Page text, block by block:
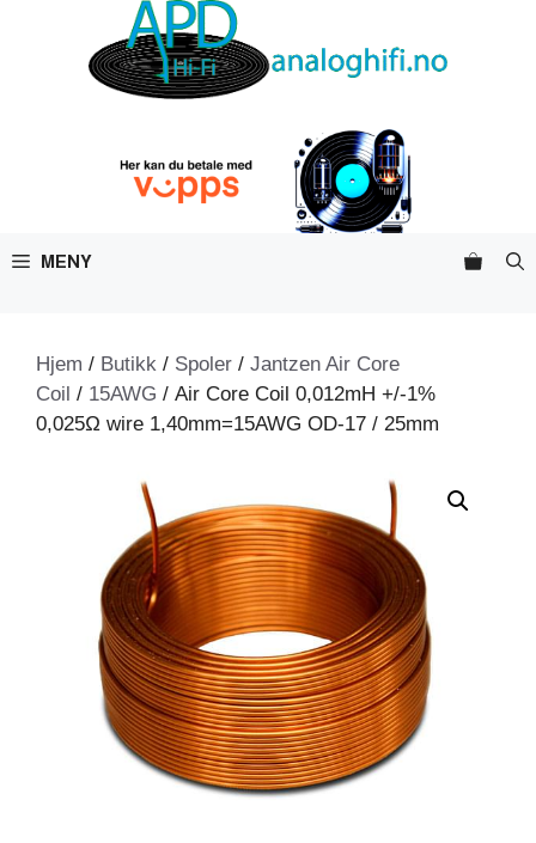
MENY
Hjem / Butikk / Spoler / Jantzen Air Core
Coil / 15AWG / Air Core Coil 0,012mH +/-1%
0,025Ω wire 1,40mm=15AWG OD-17 / 25mm